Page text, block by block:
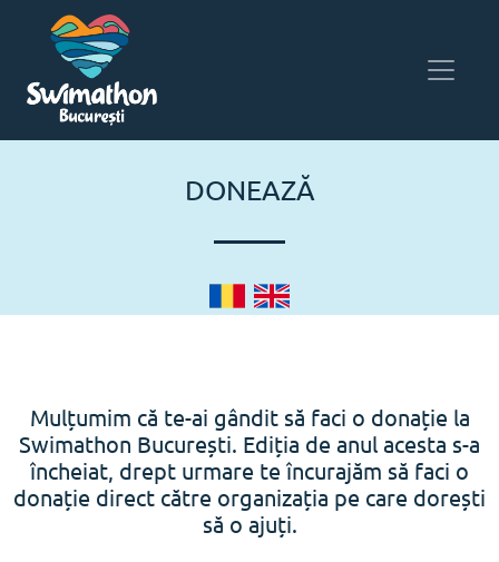
DONEAZĂ
Mulțumim că te-ai gândit să faci o donație la
Swimathon București. Ediția de anul acesta s-a
încheiat, drept urmare te încurajăm să faci o
donație direct către organizația pe care dorești
să o ajuți.